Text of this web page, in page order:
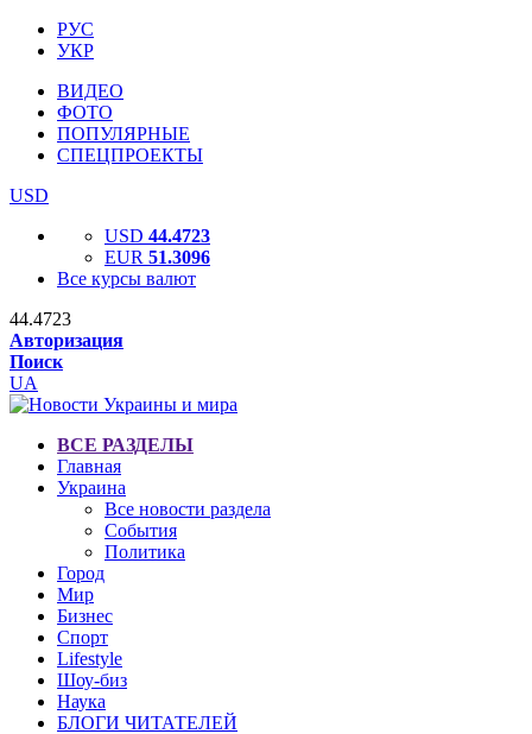
РУС
УКР
ВИДЕО
ФОТО
ПОПУЛЯРНЫЕ
СПЕЦПРОЕКТЫ
USD
USD 44.4723
EUR 51.3096
Все курсы валют
44.4723
Авторизация
Поиск
UA
ВСЕ РАЗДЕЛЫ
Главная
Украина
Все новости раздела
События
Политика
Город
Мир
Бизнес
Спорт
Lifestyle
Шоу-биз
Наука
БЛОГИ ЧИТАТЕЛЕЙ